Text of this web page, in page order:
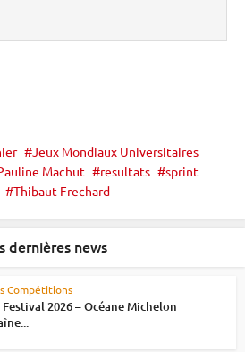
Jeux Mondiaux Universitaires
Machut resultats
sprint
Thibaut Frechard
dernières news
Compétitions
2026 – Océane Michelon